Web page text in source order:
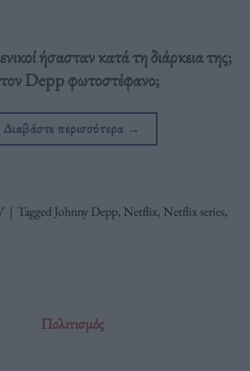
ήσασταν κατά τη διάρκεια της;
Depp φωτοστέφανο;
Διαβάστε περισσότερα →
| TaggedJohnny Depp, Netflix, Netflix series,
Πολιτισμός